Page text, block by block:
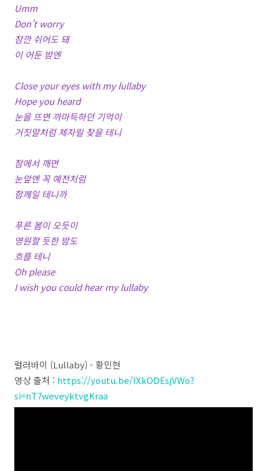
Umm
Don’t worry
잠깐 쉬어도 돼
이 어둔 밤엔
Close your eyes with my lullaby
Hope you heard
눈을 뜨면 까마득하던 기억이
거짓말처럼 제자릴 찾을 테니
잠에서 깨면
눈앞엔 꼭 예전처럼
함께일 테니까
푸른 봄이 오듯이
영원할 듯한 밤도
흐를 테니
Oh please
I wish you could hear my lullaby
럴러바이 (Lullaby) - 황민현
영상 출처 : https://youtu.be/IXkODEsjVWo?
si=nT7weveyktvgKraa